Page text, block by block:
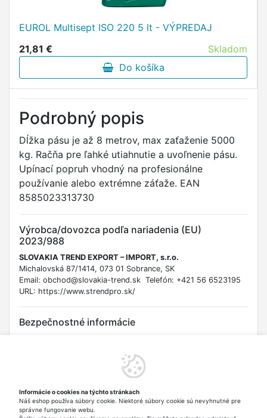
EUROL Multisept ISO 220 5 lt - VÝPREDAJ
21,81 €
Skladom
Do košíka
Podrobný popis
Dĺžka pásu je až 8 metrov, max zaťaženie 5000
kg. Račňa pre ľahké utiahnutie a uvoľnenie pásu.
Upínací popruh vhodný na profesionálne
používanie alebo extrémne záťaže. EAN
8585023313730
Výrobca/dovozca podľa nariadenia (EU)
2023/988
SLOVAKIA TREND EXPORT – IMPORT, s.r.o.
Michalovská 87/1414, 073 01 Sobrance, SK
Email: obchod@slovakia-trend.sk Telefón: +421 56 6523195
URL: https://www.strendpro.sk/
Bezpečnostné informácie
nákladu a vážnemu zraneniu alebo poškodeniu majetku. Pri
manipulácii s račňou hrozí riziko pricviknutia prstov. Pred
nepoužívajte poškodený popruh. Dbajte na správne a
bezpečné upevnenie. Len pre dospelé osoby oboznámené s
Informácie o cookies na týchto stránkach
Náš eshop používa súbory cookie. Niektoré súbory cookie sú nevyhnutné pre
správne fungovanie webu.